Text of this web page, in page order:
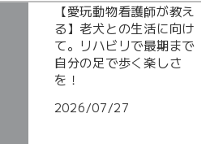
【愛玩動物看護師が教え
る】老犬との生活に向け
て。リハビリで最期まで
自分の足で歩く楽しさ
を！
2026/07/27